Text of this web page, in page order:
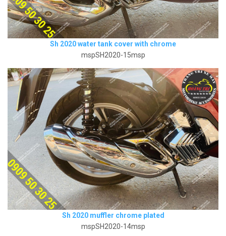
Sh 2020 water tank cover with chrome
mspSH2020-15msp
Sh 2020 muffler chrome plated
mspSH2020-14msp